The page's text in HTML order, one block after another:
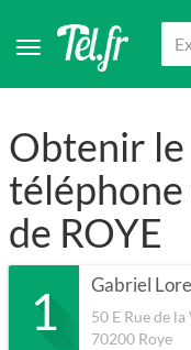
Obtenir
de ROYE
1 Gabriel
50 E Rue de
70200 Roye